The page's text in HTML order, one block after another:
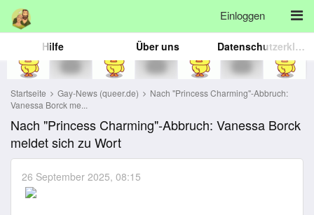
Einloggen
Hilfe Über uns Datenschutzerklärung
Startseite Gay-News (queer.de)
Nach "Princess Charming"-Abbruch:
Vanessa Borck me...
Nach "Princess Charming"-Abbruch: Vanessa Borck
meldet sich zu Wort
26 September 2025, 08:15